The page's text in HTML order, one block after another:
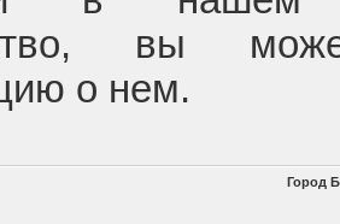
вы
о нем.
Город